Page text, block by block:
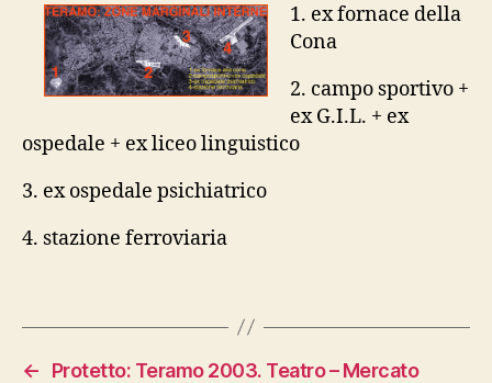
1. ex fornace della
Cona
2. campo sportivo +
ex G.I.L. + ex
ospedale + ex liceo linguistico
3. ex ospedale psichiatrico
4. stazione ferroviaria
←
Protetto: Teramo 2003. Teatro – Mercato